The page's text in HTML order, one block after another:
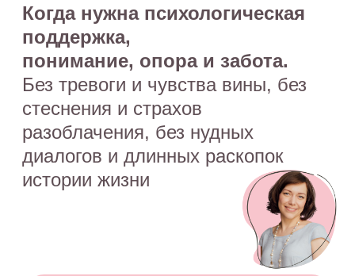
не могут рассматриваться как медицинские
рекомендации по диагностике и лечению. Все
не являются медицинскими, не могут отменить или
признанным наблюдающими их врачами
здоровыми.
Портал o-sne.online не несёт ответственности
за неверное толкование, ошибочное или
некорректное использование советов и/или
материалов, представленных на сайте или данных
в процессе консультаций. Если состояние здоровья
вашего ребёнка вызывает у вас беспокойство,
наблюдаются проблемы сна, являющиеся
симптомом какого-либо заболевания,
незамедлительно обратитесь к врачу!